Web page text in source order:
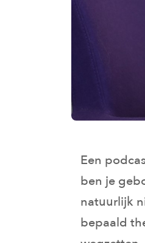
Een
ben je
natuurlijk
bepaald